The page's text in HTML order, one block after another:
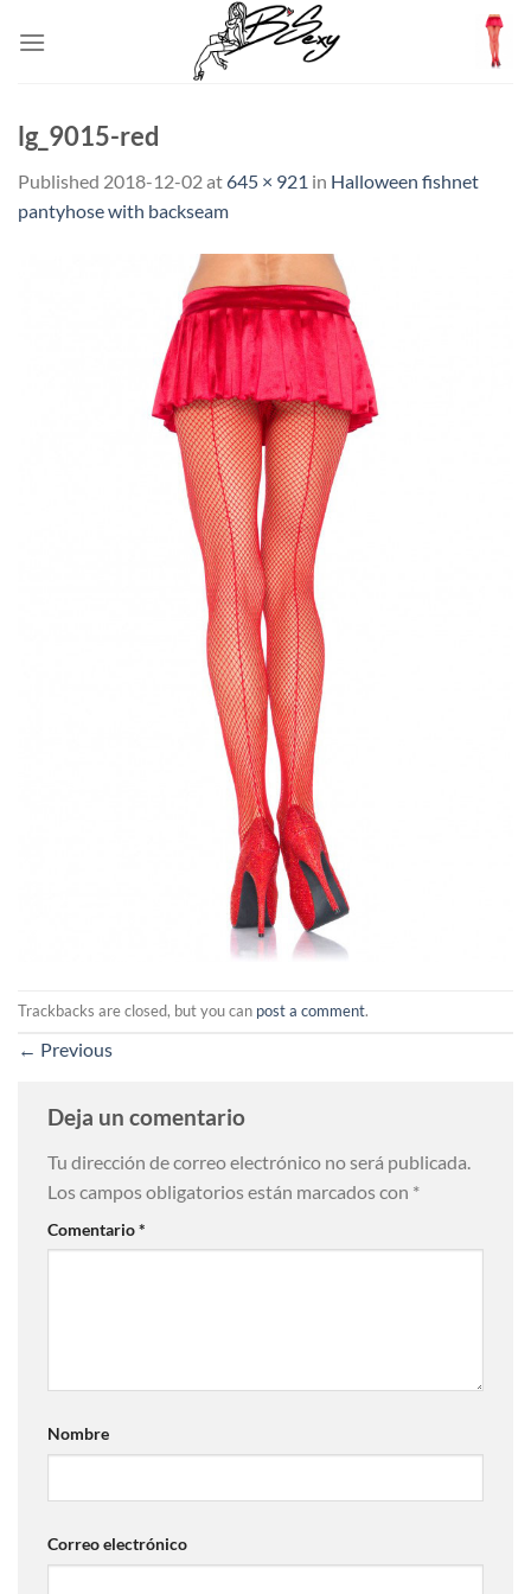
lg_9015-red
Published 2018-12-02at645 × 921 in Halloween fishnet
pantyhose with backseam
Trackbacks are closed, but you can post a comment.
← Previous
Deja un comentario
Tu dirección de correo electrónico no será publicada.
Los campos obligatorios están marcados con *
Comentario*
Nombre
Correo electrónico